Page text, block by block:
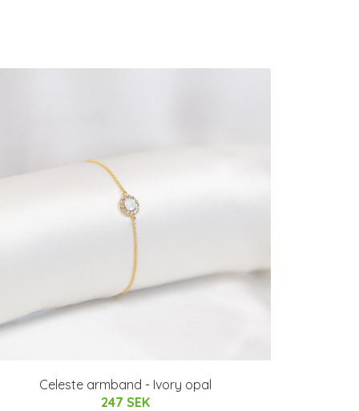
Celeste armband - Ivory opal
247 SEK